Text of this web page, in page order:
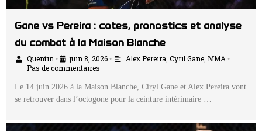
Gane vs Pereira : cotes, pronostics et analyse
du combat à la Maison Blanche
Quentin • juin 8, 2026 • Alex Pereira Cyril Gane MMA •
Pas de commentaires
Le 14 juin 2026 à la Maison Blanche, Ciryl Gane et Alex Pereira vont
se retrouver dans l’octogone pour la ceinture intérimaire …